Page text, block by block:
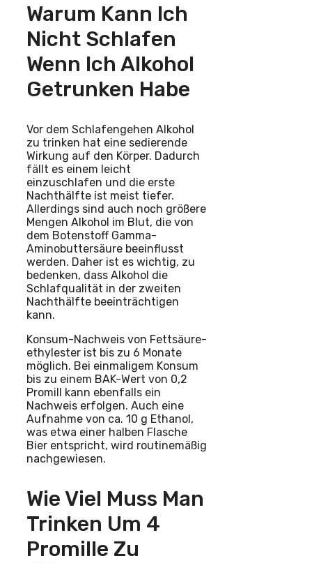
Warum Kann Ich
Nicht Schlafen
Wenn Ich Alkohol
Getrunken Habe
Vor dem Schlafengehen Alkohol
zu trinken hat eine sedierende
Wirkung auf den Körper. Dadurch
fällt es einem leicht
einzuschlafen und die erste
Nachthälfte ist meist tiefer.
Allerdings sind auch noch größere
Mengen Alkohol im Blut, die von
dem Botenstoff Gamma-
Aminobuttersäure beeinflusst
werden. Daher ist es wichtig, zu
bedenken, dass Alkohol die
Schlafqualität in der zweiten
Nachthälfte beeinträchtigen
kann.
Konsum-Nachweis von Fettsäure-
ethylester ist bis zu 6 Monate
möglich. Bei einmaligem Konsum
bis zu einem BAK-Wert von 0,2
Promill kann ebenfalls ein
Nachweis erfolgen. Auch eine
Aufnahme von ca. 10 g Ethanol,
was etwa einer halben Flasche
Bier entspricht, wird routinemäßig
nachgewiesen.
Wie Viel Muss Man
Trinken Um 4
Promille Zu